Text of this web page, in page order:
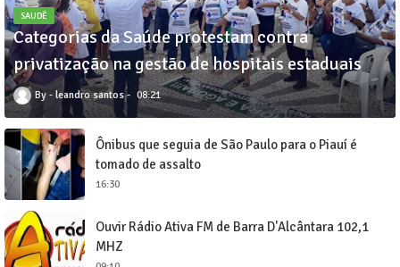
SAUDÊ
Categorias da Saúde protestam contra
privatização na gestão de hospitais estaduais
leandro santos 08:21
Ônibus que seguia de São Paulo para o Piauí é
tomado de assalto
16:30
Ouvir Rádio Ativa FM de Barra D'Alcântara 102,1
MHZ